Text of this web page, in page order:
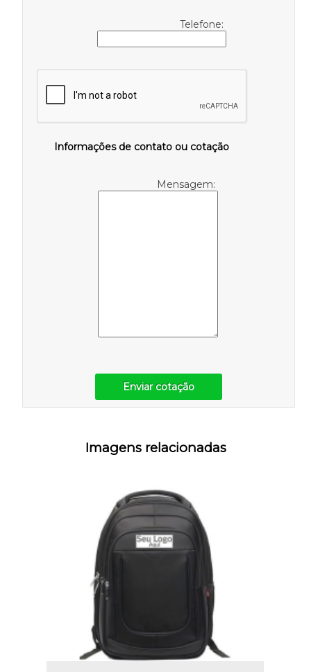
Telefone:
Informações de contato ou cotação
Mensagem:
Enviar cotação
Imagens relacionadas